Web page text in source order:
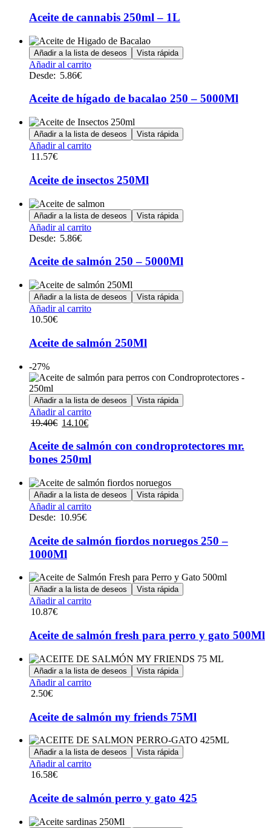
múltiples
variantes.
Las
opciones
se
pueden
la
de
producto
Aceite de cannabis 250ml – 1L
Añadir a la lista de deseos Vista rápida
Añadir al carritoEste
múltiples
variantes.
Las
opciones
se
pueden
la
de
producto
Desde: 5.86€
Aceite de hígado de bacalao 250 – 5000Ml
Añadir a la lista de deseos Vista rápida
Añadir al carrito
11.57€
Aceite de insectos 250Ml
Añadir a la lista de deseos Vista rápida
Añadir al carritoEste
múltiples
Las
opciones
se
pueden
la
producto
Desde: 5.86€
Aceite de salmón 250 – 5000Ml
Añadir a la lista de deseos Vista rápida
Añadir al carrito
10.50€
Aceite de salmón 250Ml
-27%
Añadir a la lista de deseos Vista rápida
Añadir al carrito
19.40€ El
original
era:
19.40€.
14.10€El
actual
es:
14.10€.
Aceite de salmón con condroprotectores mr.
bones 250ml
Añadir a la lista de deseos Vista rápida
Añadir al carritoEste
múltiples
variantes.
opciones
se
pueden
elegir
página
producto
Desde: 10.95€
Aceite de salmón fiordos noruegos 250 –
1000Ml
Añadir a la lista de deseos Vista rápida
Añadir al carrito
10.87€
Aceite de salmón fresh para perro y gato 500Ml
Añadir a la lista de deseos Vista rápida
Añadir al carrito
2.50€
Aceite de salmón my friends 75Ml
Añadir a la lista de deseos Vista rápida
Añadir al carrito
16.58€
Aceite de salmón perro y gato 425